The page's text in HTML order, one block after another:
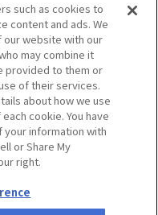
方へ
All rights reserved.
such as cookies to
content and ads. We
our website with our
may combine it
provided to them or
of their services.
about how we use
cookie. You have
information with
or Share My
right.